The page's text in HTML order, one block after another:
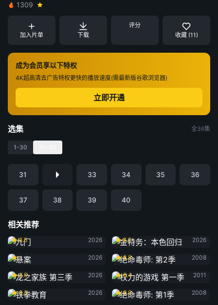
1309
加入片单 下载
评分
收藏 (11)
成为会员享以下特权
4K超高清去广告特权更快的播放速度(需最新版谷歌浏览器)
立即开通
选集 全36集
1-30
31 33 34 35 36
37 38 39 40
相关推荐
九门
8.8
2026
8.2
2026
悬案
2026
绝命毒师: 第2季
8.8
2008
龙之家族 第三季
8.5
2026
权力的游戏 第一季
8.4
2011
铁拳教育
9.3
2026
绝命毒师: 第1季
9.0
2008
甄嬛传: 第1季
人民的名义: 第1季